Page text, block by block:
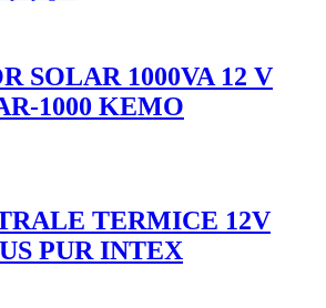
SOLAR 1000VA 12 V
1000 KEMO
TERMICE 12V
PUR INTEX